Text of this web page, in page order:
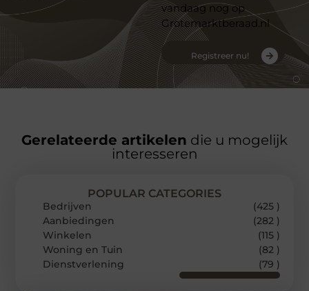
vandaag nog op
Grotemarktberaad.nl
Registreer nu!
Gerelateerde artikelen die u mogelijk
interesseren
POPULAR CATEGORIES
Bedrijven
(425 )
Aanbiedingen
(282 )
Winkelen
(115 )
Woning en Tuin
(82 )
Dienstverlening
(79 )